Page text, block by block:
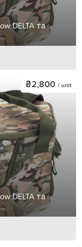
DELTA та
DELTA та
₴2,800 / unit